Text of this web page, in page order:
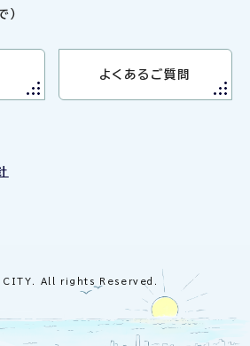
）
よくあるご質問
All rights Reserved.